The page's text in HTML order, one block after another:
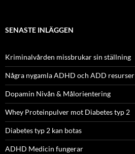
SENASTE INLÄGGEN
Kriminalvården missbrukar sin ställning
Några nygamla ADHD och ADD resurser
Dopamin Nivån & Målorientering
Whey Proteinpulver mot Diabetes typ 2
Diabetes typ 2 kan botas
ADHD Medicin fungerar